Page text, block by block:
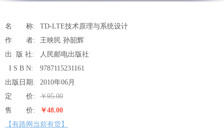
名 称:
TD-LTE技术原理与系统设计
作 者:
王映民 孙韶辉
出 版 社:
人民邮电出版社
I S B N:
9787115231161
出版日期:
2010年06月
定 价:
￥95.00
售 价:
￥48.00
【有路网当前有货】